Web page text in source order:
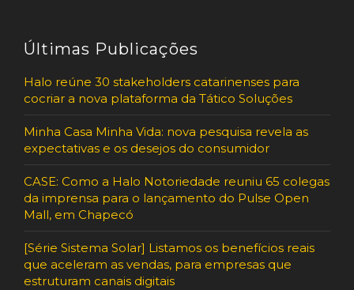
Últimas Publicações
Halo reúne 30 stakeholders catarinenses para
cocriar a nova plataforma da Tático Soluções
Minha Casa Minha Vida: nova pesquisa revela as
expectativas e os desejos do consumidor
CASE: Como a Halo Notoriedade reuniu 65 colegas
da imprensa para o lançamento do Pulse Open
Mall, em Chapecó
[Série Sistema Solar] Listamos os benefícios reais
que aceleram as vendas, para empresas que
estruturam canais digitais